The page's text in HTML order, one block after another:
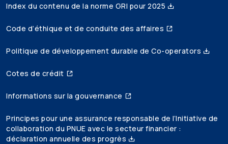
Index du contenu de la norme GRI pour 2025
Code d’éthique et de conduite des affaires
Politique de développement durable de Co-operators
Cotes de crédit
Informations sur la gouvernance
Principes pour une assurance responsable de l’Initiative de
collaboration du PNUE avec le secteur financier :
déclaration annuelle des progrès